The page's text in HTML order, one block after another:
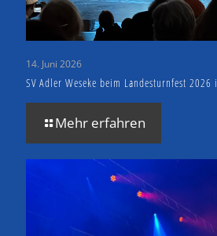
14. Juni 2026
SV Adler Weseke beim Landesturnfest 2026
Mehr erfahren